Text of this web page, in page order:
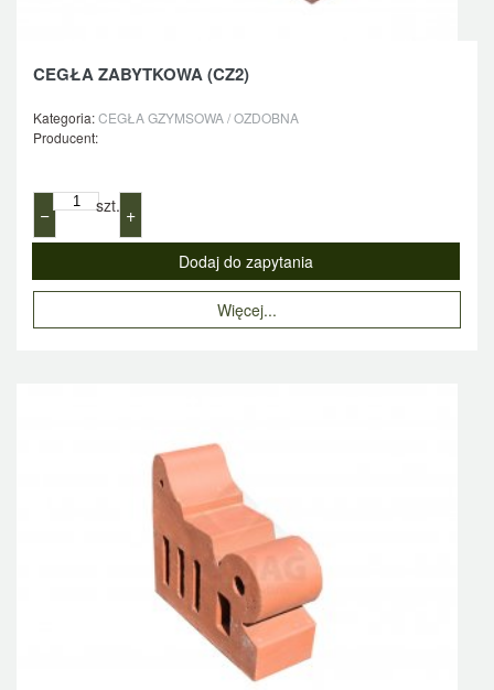
CEGŁA ZABYTKOWA (CZ2)
Kategoria:CEGŁA GZYMSOWA / OZDOBNA
Producent:
− szt. +
Więcej...